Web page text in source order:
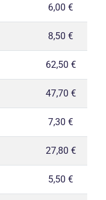
6,00 €
8,50 €
62,50 €
47,70 €
7,30 €
27,80 €
5,50 €